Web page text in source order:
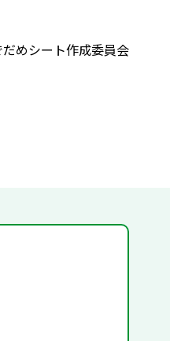
だめシート作成委員会